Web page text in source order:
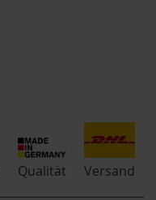
Qualität Versand